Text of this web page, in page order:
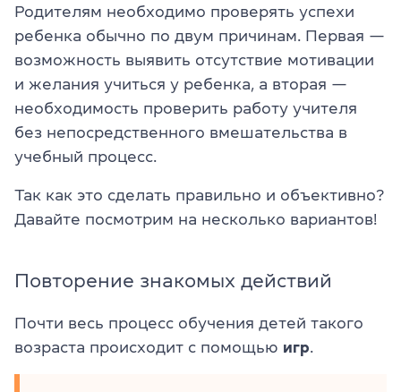
Родителям необходимо проверять успехи
ребенка обычно по двум причинам. Первая —
возможность выявить отсутствие мотивации
и желания учиться у ребенка, а вторая —
необходимость проверить работу учителя
без непосредственного вмешательства в
учебный процесс.
Так как это сделать правильно и объективно?
Давайте посмотрим на несколько вариантов!
Повторение знакомых действий
Почти весь процесс обучения детей такого
возраста происходит с помощью игр.